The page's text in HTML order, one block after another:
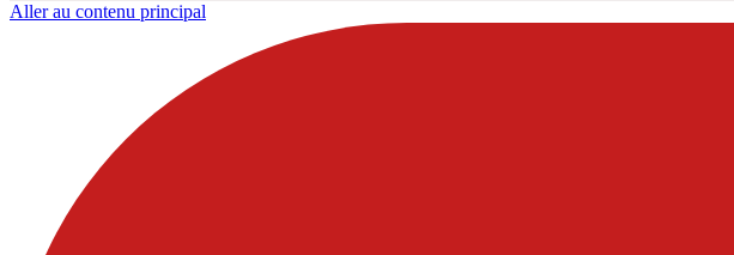
Aller au contenu principal